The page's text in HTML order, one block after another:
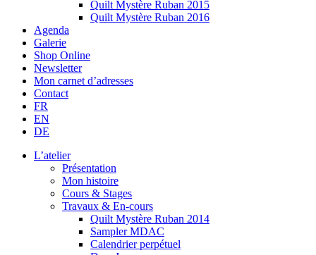
Quilt Mystère Ruban 2015
Quilt Mystère Ruban 2016
Agenda
Galerie
Shop Online
Newsletter
Mon carnet d’adresses
Contact
FR
EN
DE
L’atelier
Présentation
Mon histoire
Cours & Stages
Travaux & En-cours
Quilt Mystère Ruban 2014
Sampler MDAC
Calendrier perpétuel